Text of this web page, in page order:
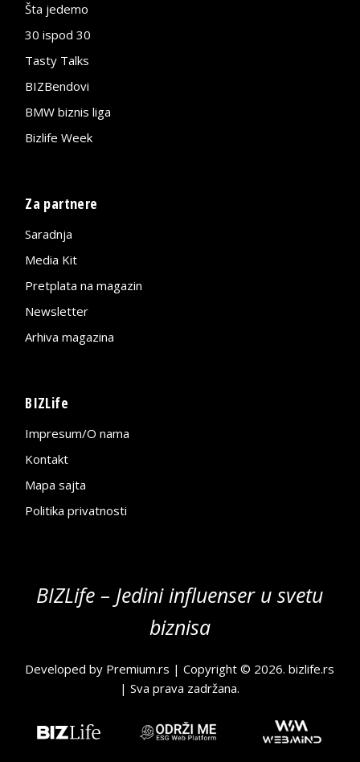
Šta jedemo
30 ispod 30
Tasty Talks
BIZBendovi
BMW biznis liga
Bizlife Week
Za partnere
Saradnja
Media Kit
Pretplata na magazin
Newsletter
Arhiva magazina
BIZLife
Impresum/O nama
Kontakt
Mapa sajta
Politika privatnosti
BIZLife – Jedini influenser u svetu
biznisa
Developed by Premium.rs | Copyright © 2026.bizlife.rs
| Sva prava zadržana.